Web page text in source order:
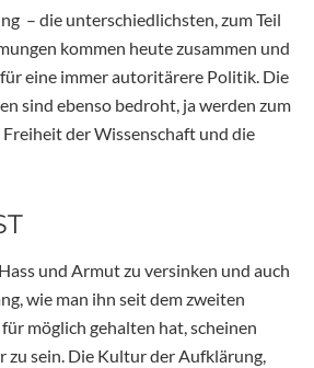
– die unterschiedlichsten, zum Teil
kommen heute zusammen und
eine immer autoritärere Politik. Die
sind ebenso bedroht, ja werden zum
der Wissenschaft und die
und Armut zu versinken und auch
wie man ihn seit dem zweiten
möglich gehalten hat, scheinen
zu sein. Die Kultur der Aufklärung,